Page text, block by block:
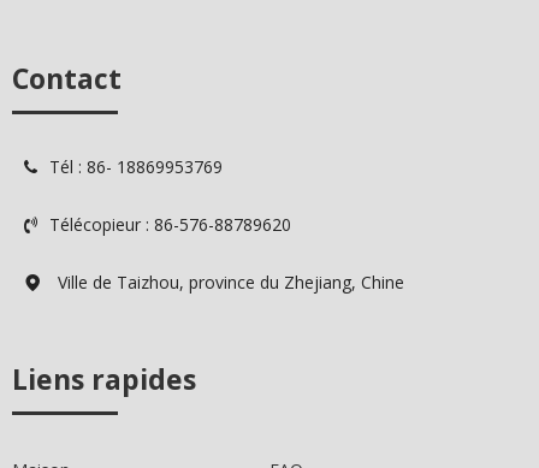
Contact
 Tél : 86- 18869953769
 Télécopieur : 86-576-88789620
 Ville de Taizhou, province du Zhejiang, Chine
Liens rapides